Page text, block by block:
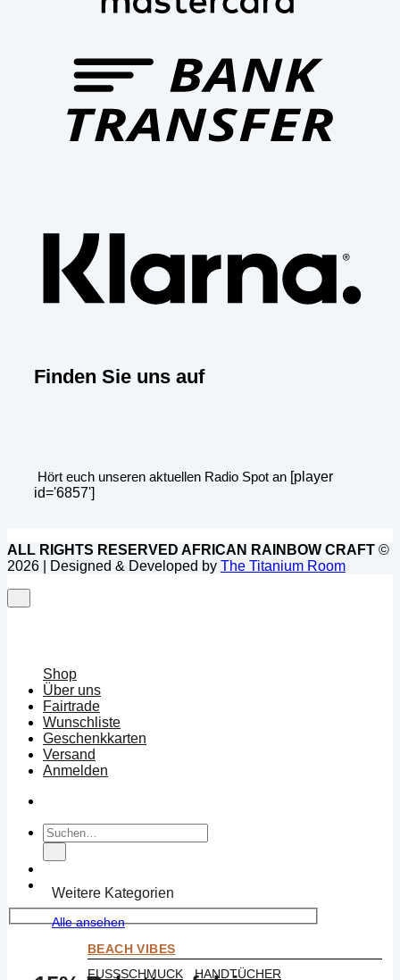
Weitere Kategorien
Alle ansehen
BEACH VIBES
FUSSSCHMUCK
HANDTÜCHER
Finden Sie uns auf
Hört euch unseren aktuellen Radio Spot an [player
id='6857']
ALL RIGHTS RESERVED AFRICAN RAINBOW CRAFT ©
2026 | Designed & Developed by The Titanium Room
Shop
Über uns
Fairtrade
Wunschliste
Geschenkkarten
Versand
Anmelden
Suchen
nach: